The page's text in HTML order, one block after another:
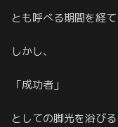
とも呼べる期間を経
しかし、
「成功者」
としての脚光を浴び